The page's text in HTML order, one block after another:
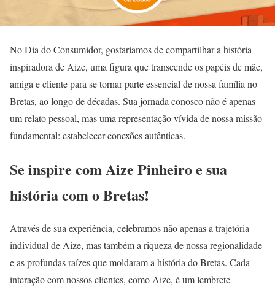
No Dia do Consumidor, gostaríamos de compartilhar a história
inspiradora de Aize, uma figura que transcende os papéis de mãe,
amiga e cliente para se tornar parte essencial de nossa família no
Bretas, ao longo de décadas. Sua jornada conosco não é apenas
um relato pessoal, mas uma representação vívida de nossa missão
fundamental: estabelecer conexões autênticas.
Se inspire com Aize Pinheiro e sua
história com o Bretas!
Através de sua experiência, celebramos não apenas a trajetória
individual de Aize, mas também a riqueza de nossa regionalidade
e as profundas raízes que moldaram a história do Bretas. Cada
interação com nossos clientes, como Aize, é um lembrete